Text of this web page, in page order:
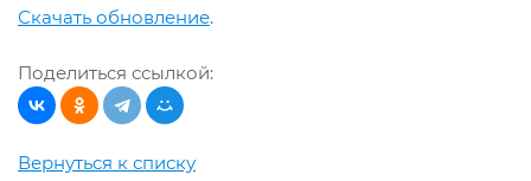
Скачать обновление.
Поделиться ссылкой:
Вернуться к списку